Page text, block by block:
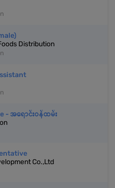
Distribution
- အရောင်းဝန်ထမ်း
Co.,Ltd